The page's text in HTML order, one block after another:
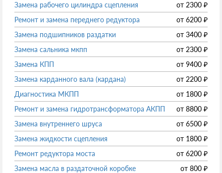
Замена рабочего цилиндра сцепления
от 2300 ₽
Ремонт и замена переднего редуктора
от 6200 ₽
Замена подшипников раздатки
от 3400 ₽
Замена сальника мкпп
от 2300 ₽
Замена КПП
от 9400 ₽
Замена карданного вала (кардана)
от 2200 ₽
Диагностика МКПП
от 1800 ₽
Ремонт и замена гидротрансформатора АКПП
от 8800 ₽
Замена внутреннего шруса
от 6500 ₽
Замена жидкости сцепления
от 1800 ₽
Ремонт редуктора моста
от 6200 ₽
Замена масла в раздаточной коробке
от 800 ₽